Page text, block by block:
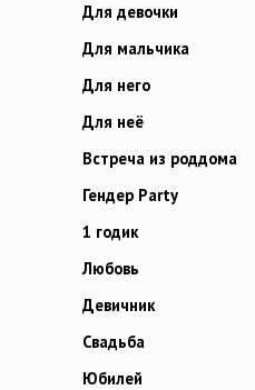
Для девочки
Для мальчика
Для него
Для неё
Встреча из роддома
Гендер Party
1 годик
Любовь
Девичник
Свадьба
Юбилей